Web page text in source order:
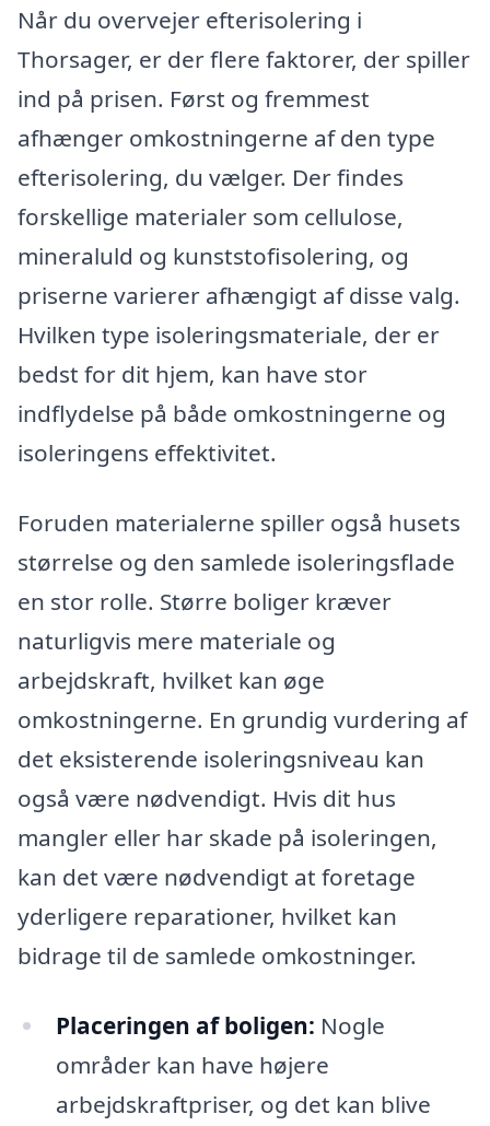
Når du overvejer efterisolering i
Thorsager, er der flere faktorer, der spiller
ind på prisen. Først og fremmest
afhænger omkostningerne af den type
efterisolering, du vælger. Der findes
forskellige materialer som cellulose,
mineraluld og kunststofisolering, og
priserne varierer afhængigt af disse valg.
Hvilken type isoleringsmateriale, der er
bedst for dit hjem, kan have stor
indflydelse på både omkostningerne og
isoleringens effektivitet.
Foruden materialerne spiller også husets
størrelse og den samlede isoleringsflade
en stor rolle. Større boliger kræver
naturligvis mere materiale og
arbejdskraft, hvilket kan øge
omkostningerne. En grundig vurdering af
det eksisterende isoleringsniveau kan
også være nødvendigt. Hvis dit hus
mangler eller har skade på isoleringen,
kan det være nødvendigt at foretage
yderligere reparationer, hvilket kan
bidrage til de samlede omkostninger.
Placeringen af boligen: Nogle
områder kan have højere
arbejdskraftpriser, og det kan blive